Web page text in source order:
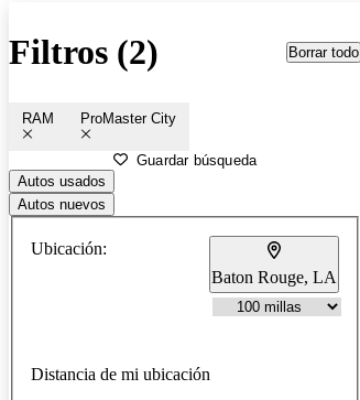
Filtros (2) Borrar todo
RAM ProMaster City
Guardar búsqueda
Autos usados
Autos nuevos
Ubicación:
Baton Rouge, LA
Distancia de mi ubicación